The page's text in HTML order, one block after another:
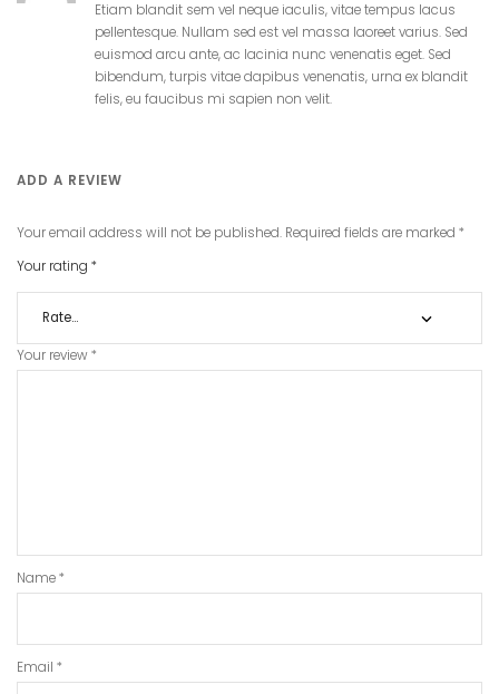
Etiam blandit sem vel neque iaculis, vitae tempus lacus
pellentesque. Nullam sed est vel massa laoreet varius. Sed
euismod arcu ante, ac lacinia nunc venenatis eget. Sed
bibendum, turpis vitae dapibus venenatis, urna ex blandit
felis, eu faucibus mi sapien non velit.
ADD A REVIEW
Your email address will not be published. Required fields are marked *
Your rating *
Your review*
Name*
Email *